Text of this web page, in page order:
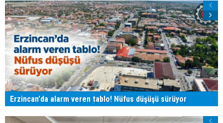
Erzincan'da alarm veren tablo! Nüfus düşüşü sürüyor